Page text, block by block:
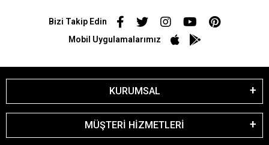
Bizi Takip Edin
Mobil Uygulamalarımız
KURUMSAL
MÜŞTERİ HİZMETLERİ